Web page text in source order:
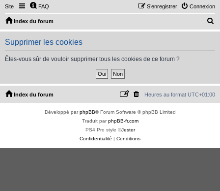
Site FAQ Connexion
S’enregistrer
Index du forum
e
h
Supprimer les cookies
Êtes-vous sûr de vouloir supprimer tous les cookies de ce forum ?
Index du forum Heures au format UTC+01:00
Développé parphpBB® Forum Software © phpBB Limited
Traduit parphpBB-fr.com
PS4 Pro style ©Jester
Confidentialité | Conditions